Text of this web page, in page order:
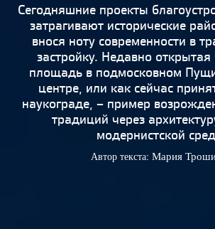
Книги
Наследие Образование
Эко
Сегодняшние проекты
затрагивают исторические
внося ноту современности в
застройку. Недавно
площадь в подмосковном
центре, или как сейчас
наукограде, – пример
традиций через
модернистской
Автор текста: Мария